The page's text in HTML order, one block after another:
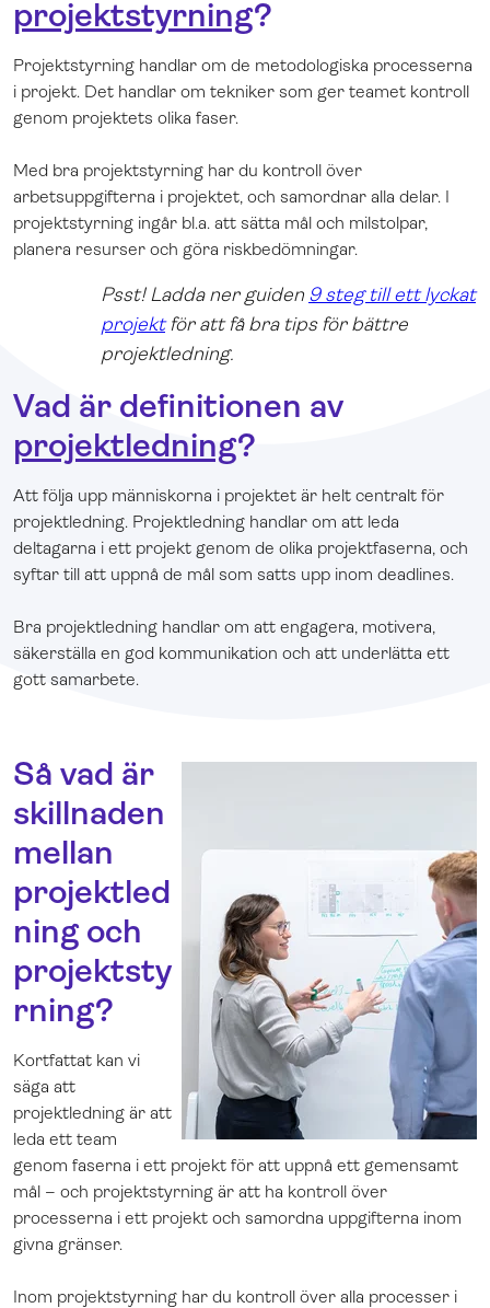
projektstyrning?
Projektstyrning handlar om de metodologiska processerna
i projekt. Det handlar om tekniker som ger teamet kontroll
genom projektets olika faser.
Med bra projektstyrning har du kontroll över
arbetsuppgifterna i projektet, och samordnar alla delar. I
projektstyrning ingår bl.a. att sätta mål och milstolpar,
planera resurser och göra riskbedömningar.
Psst! Ladda ner guiden 9 steg till ett lyckat
projektför att få bra tips för bättre
projektledning.
Vad är definitionen av
projektledning?
Att följa upp människorna i projektet är helt centralt för
projektledning. Projektledning handlar om att leda
deltagarna i ett projekt genom de olika projektfaserna, och
syftar till att uppnå de mål som satts upp inom deadlines.
Bra projektledning handlar om att engagera, motivera,
säkerställa en god kommunikation och att underlätta ett
gott samarbete.
Så vad är
skillnaden
mellan
projektled
ning och
projektsty
rning?
Kortfattat kan vi
säga att
projektledning är att
leda ett team
genom faserna i ett projekt för att uppnå ett gemensamt
mål – och projektstyrning är att ha kontroll över
processerna i ett projekt och samordna uppgifterna inom
givna gränser.
Inom projektstyrning har du kontroll över alla processer i